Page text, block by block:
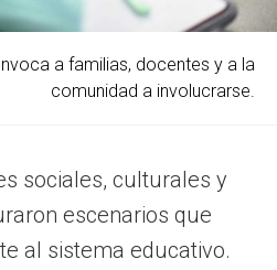
a familias, docentes y a la
comunidad a involucrarse.
sociales, culturales y
escenarios que
al sistema educativo.